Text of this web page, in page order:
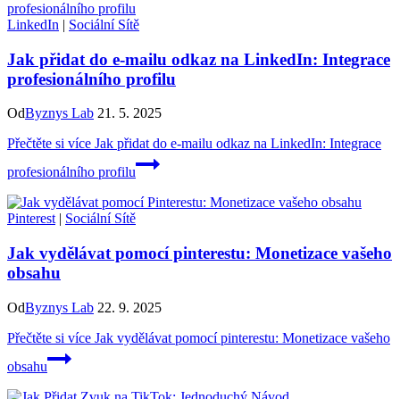
LinkedIn | Sociální Sítě
Jak přidat do e-mailu odkaz na LinkedIn: Integrace
profesionálního profilu
OdByznys Lab 21. 5. 2025
Přečtěte si více Jak přidat do e-mailu odkaz na LinkedIn: Integrace
profesionálního profilu
Pinterest| Sociální Sítě
Jak vydělávat pomocí pinterestu: Monetizace vašeho
obsahu
OdByznys Lab 22. 9. 2025
Přečtěte si více Jak vydělávat pomocí pinterestu: Monetizace vašeho
obsahu